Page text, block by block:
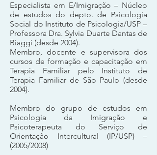
Especialista em E/Imigração – Núcleo
de estudos do depto. de Psicologia
Social do Instituto de Psicologia/USP –
Professora Dra. Sylvia Duarte Dantas de
Biaggi (desde 2004).
Membro, docente e supervisora dos
cursos de formação e capacitação em
Terapia Familiar pelo Instituto de
Terapia Familiar de São Paulo (desde
2004).
Membro do grupo de estudos em
Psicologia da Imigração e
Psicoterapeuta do Serviço de
Orientação Intercultural (IP/USP) –
(2005/2008)